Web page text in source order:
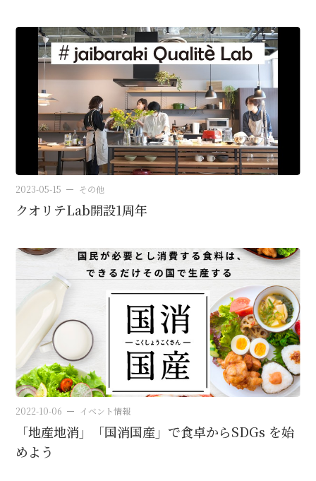
2023-05-15 その他
クオリテLab開設1周年
2022-10-06 イベント情報
「地産地消」「国消国産」で食卓からSDGs を始
めよう